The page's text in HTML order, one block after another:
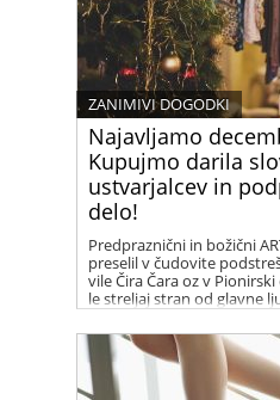
Najavljamo
Kupujmo darila
ustvarjalcev in
delo!
ZANIMIVI DOGODKI
Predpraznični in božični
preselil v čudovite
vile Čira Čara oz v
le streljaj stran od glavne
ARTishani tja selijo svoje
lahko napasli oči,
privoščili katerega od
sodelujčih ustvarjalcev ter
trud.